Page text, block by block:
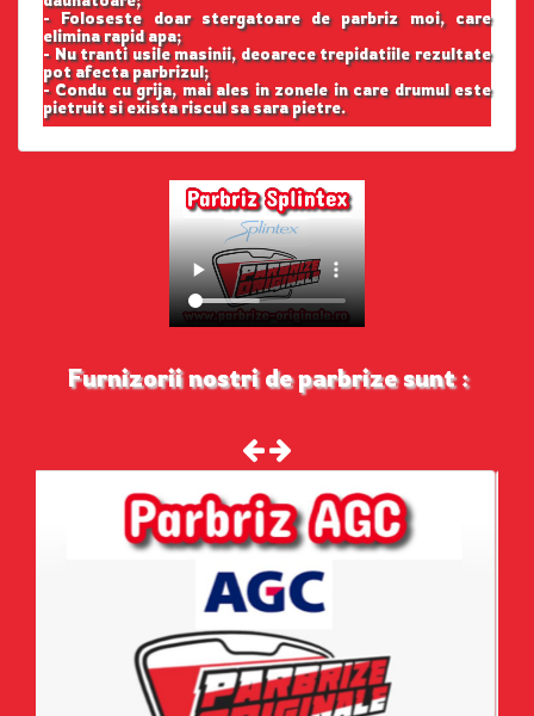
- Foloseste doar stergatoare de parbriz moi, care
elimina rapid apa;
- Nu tranti usile masinii, deoarece trepidatiile rezultate
pot afecta parbrizul;
- Condu cu grija, mai ales in zonele in care drumul este
pietruit si exista riscul sa sara pietre.
Furnizorii nostri de parbrize sunt :